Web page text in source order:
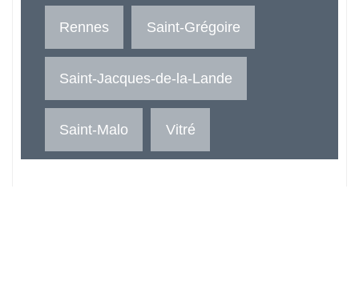
Rennes Saint-Grégoire
Saint-Jacques-de-la-Lande
Saint-Malo Vitré